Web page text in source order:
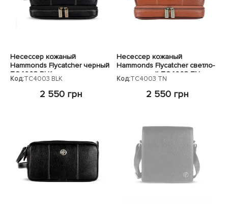
Несессер кожаный
Hammonds Flycatcher черный
TC4003 BLK
Код:TC4003 BLK
2 550 грн
Несессер кожаный
Hammonds Flycatcher светло-
коричневый TC4003 TN
Код:TC4003 TN
2 550 грн